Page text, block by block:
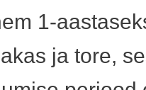
1-
ja tore,